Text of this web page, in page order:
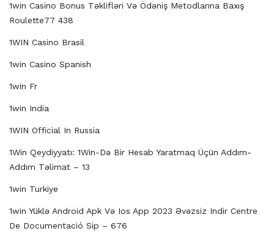
1win Casino Bonus Təklifləri Və Ödəniş Metodlarına Baxış
Roulette77 438
1WIN Casino Brasil
1win Casino Spanish
1win Fr
1win India
1WIN Official In Russia
1Win Qeydiyyatı: 1Win-Də Bir Hesab Yaratmaq Üçün Addım-
Addım Təlimat – 13
1win Turkiye
1win Yüklə Android Apk Və Ios App 2023 Əvəzsiz Indir Centre
De Documentació Sip – 676